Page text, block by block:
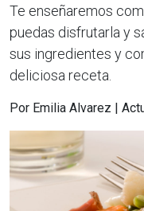
Te enseñaremos
puedas disfrutarla y
sus ingredientes y
deliciosa receta.
Por Emilia Alvarez |